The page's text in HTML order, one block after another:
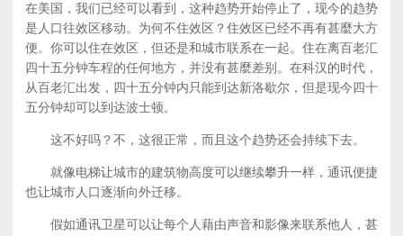
在美国，我们已经可以看到，这种趋势开始停止了，现今的趋势
是人口往效区移动。为何不住效区？住效区已经不再有甚麼大方
便。你可以住在效区，但还是和城市联系在一起。住在离百老汇
四十五分钟车程的任何地方，并没有甚麼差别。在科汉的时代，
从百老汇出发，四十五分钟内只能到达新洛歇尔，但是现今四十
五分钟却可以到达波士顿。
这不好吗？不，这很正常，而且这个趋势还会持续下去。
就像电梯让城市的建筑物高度可以继续攀升一样，通讯便捷
也让城市人口逐渐向外迁移。
假如通讯卫星可以让每个人藉由声音和影像来联系他人，甚